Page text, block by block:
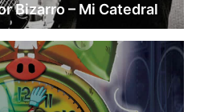
Bizarro – Mi Catedral